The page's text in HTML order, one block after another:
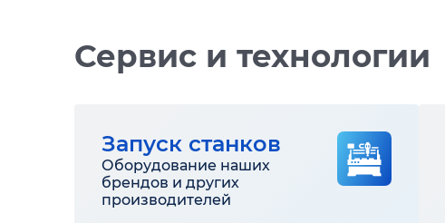
Сервис и технологии
Запуск станков
Оборудование наших
брендов и других
производителей